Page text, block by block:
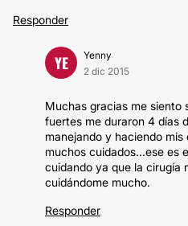
Responder
YE
Yenny
2 dic 2015
Muchas gracias me siento
fuertes me duraron 4 días
manejando y haciendo
muchos cuidados...ese es
cuidando ya que la cirugía
cuidándome mucho.
Responder